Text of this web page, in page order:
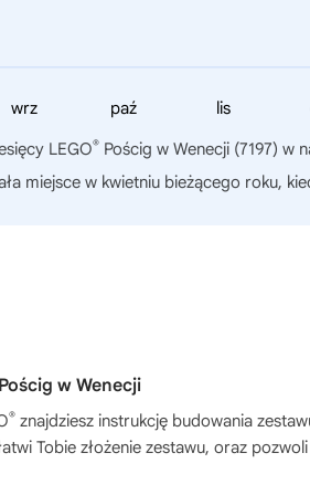
lis
paź
wrz
LEGO® Pościg w Wenecji (7197) w
miejsce w kwietniu bieżącego roku,
w Wenecji
® znajdziesz instrukcję budowania
Tobie złożenie zestawu, oraz